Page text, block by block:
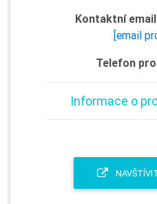
Kontaktní
[email
Telefon
Informace o